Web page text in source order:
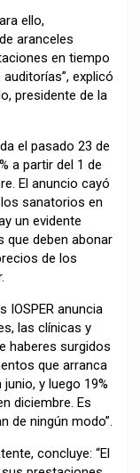
ello,
aranceles
en tiempo
explicó
presidente de la
el pasado 23 de
a partir del 1 de
El anuncio cayó
sanatorios en
un evidente
que deben abonar
de los
IOSPER anuncia
las clínicas y
haberes surgidos
que arranca
y luego 19%
diciembre. Es
de ningún modo”.
concluye: “El